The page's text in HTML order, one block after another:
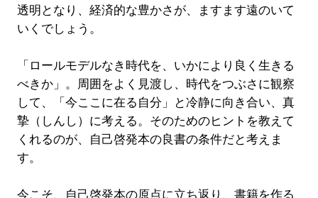
透明となり、経済的な豊かさが、ますます遠のいて
いくでしょう。
「ロールモデルなき時代を、いかにより良く生きる
べきか」。周囲をよく見渡し、時代をつぶさに観察
して、「今ここに在る自分」と冷静に向き合い、真
摯（しんし）に考える。そのためのヒントを教えて
くれるのが、自己啓発本の良書の条件だと考えま
す。
今こそ、自己啓発本の原点に立ち返り、書籍を作る